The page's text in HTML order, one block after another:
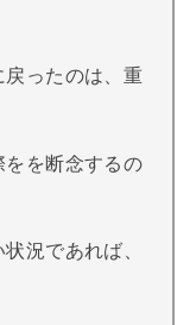
ったのは、重
を断念するの
況であれば、